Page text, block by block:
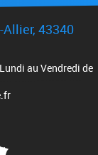
43340
au Vendredi de